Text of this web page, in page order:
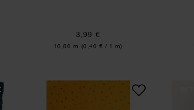
3,99 €
Inhalt:
10,00 m (0,40 € / 1 m)
Packung Kissen senf-grün inkl. Punch Needle
Paper Patch Papier